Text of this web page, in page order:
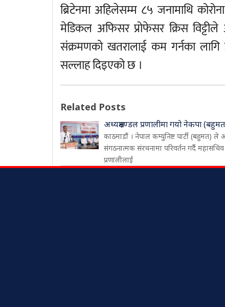
ब्रिटेनमा अहिलेसम्म ८५ जनामाथि
मेडिकल अफिसर प्रोफेसर क्रिस
संक्रमणको खतरालाई कम गर्नका लागि
सल्लाह दिइएको छ ।
Related Posts
अध्यक्षमण्डल प्रणालीमा गयो नेकपा
काठमाडौं । नेपाल कम्युनिष्ट पार्टी (बहुमत) ले
संगठनात्मक संरचनामा परिवर्तन गर्दै महासचिव
प्रणालीलाई